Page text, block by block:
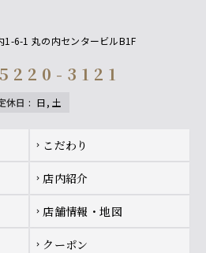
1-6-1 丸の内センタービルB1F
3121
定休日 : 日, 土
chevron_right こだわり
chevron_right 店内紹介
chevron_right 店舗情報・地図
chevron_right クーポン